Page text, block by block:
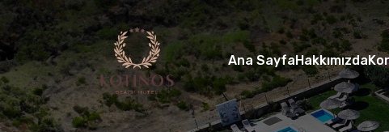
Ana SayfaHakkımızda